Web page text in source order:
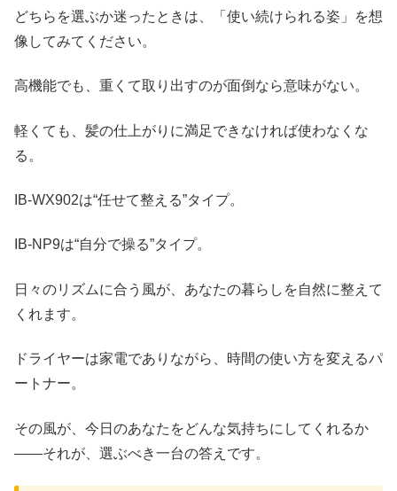
どちらを選ぶか迷ったときは、「使い続けられる姿」を想
像してみてください。
高機能でも、重くて取り出すのが面倒なら意味がない。
軽くても、髪の仕上がりに満足できなければ使わなくな
る。
IB-WX902は“任せて整える”タイプ。
IB-NP9は“自分で操る”タイプ。
日々のリズムに合う風が、あなたの暮らしを自然に整えて
くれます。
ドライヤーは家電でありながら、時間の使い方を変えるパ
ートナー。
その風が、今日のあなたをどんな気持ちにしてくれるか
――それが、選ぶべき一台の答えです。